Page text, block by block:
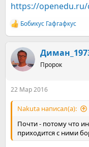
https://
Р
е
к
ц
и
Бобикус Гафгафкус
Пророк
22 Мар 2016
Nakuta написал(а):
Почти - потому что
приходится с ними